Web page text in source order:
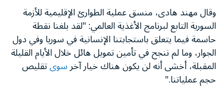
وقال مهند هادى، منسق عملية الطوارئ الإقليمية للأزمة
السورية التابع لبرنامج الأغذية العالمي: "لقد بلغنا نقطة
حاسمة فيما يتعلق باستجابتنا الإنسانية في سوريا وفي دول
الجوار، وما لم ننجح في تأمين تمويل هائل خلال الأيام القليلة
المقبلة، أخشى أنه لن يكون هناك خيار آخرسوىتقليص
حجم عملياتنا."